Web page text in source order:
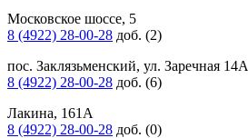
Московское шоссе, 5
8 (4922) 28-00-28 доб. (2)
пос. Заклязьменский, ул. Заречная 14А
8 (4922) 28-00-28 доб. (6)
Лакина, 161А
8 (4922) 28-00-28 доб. (0)